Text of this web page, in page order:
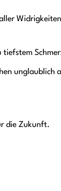
tiefstem
unglaublich
die Zukunft.